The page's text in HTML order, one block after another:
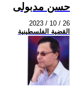
حسن مدبولى
2023 / 10 / 26
القضية الفلسطينية